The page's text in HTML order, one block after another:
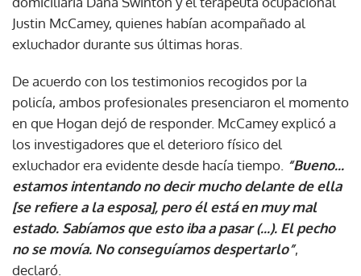
Justin McCamey, quienes habían acompañado al
exluchador durante sus últimas horas.
De acuerdo con los testimonios recogidos por la
policía, ambos profesionales presenciaron el momento
en que Hogan dejó de responder. McCamey explicó a
los investigadores que el deterioro físico del
exluchador era evidente desde hacía tiempo. “Bueno...
estamos intentando no decir mucho delante de ella
[se refiere a la esposa], pero él está en muy mal
estado. Sabíamos que esto iba a pasar (...). El pecho
no se movía. No conseguíamos despertarlo”,
declaró.